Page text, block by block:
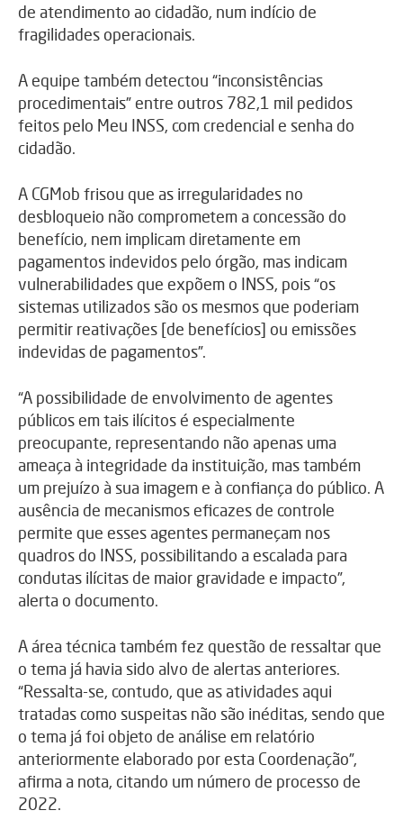
de atendimento ao cidadão, num indício de
fragilidades operacionais.
A equipe também detectou “inconsistências
procedimentais” entre outros 782,1 mil pedidos
feitos pelo Meu INSS, com credencial e senha do
cidadão.
A CGMob frisou que as irregularidades no
desbloqueio não comprometem a concessão do
benefício, nem implicam diretamente em
pagamentos indevidos pelo órgão, mas indicam
vulnerabilidades que expõem o INSS, pois “os
sistemas utilizados são os mesmos que poderiam
permitir reativações [de benefícios] ou emissões
indevidas de pagamentos”.
“A possibilidade de envolvimento de agentes
públicos em tais ilícitos é especialmente
preocupante, representando não apenas uma
ameaça à integridade da instituição, mas também
um prejuízo à sua imagem e à confiança do público. A
ausência de mecanismos eficazes de controle
permite que esses agentes permaneçam nos
quadros do INSS, possibilitando a escalada para
condutas ilícitas de maior gravidade e impacto”,
alerta o documento.
A área técnica também fez questão de ressaltar que
o tema já havia sido alvo de alertas anteriores.
“Ressalta-se, contudo, que as atividades aqui
tratadas como suspeitas não são inéditas, sendo que
o tema já foi objeto de análise em relatório
anteriormente elaborado por esta Coordenação”,
afirma a nota, citando um número de processo de
2022.